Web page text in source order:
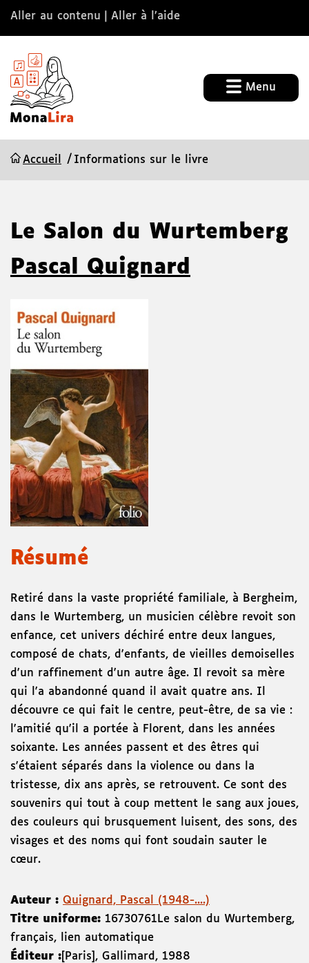
Aller au contenu Aller à l’aide
Menu
Accueil Informations sur le livre
Le Salon du Wurtemberg
Pascal Quignard
Résumé
Retiré dans la vaste propriété familiale, à Bergheim,
dans le Wurtemberg, un musicien célèbre revoit son
enfance, cet univers déchiré entre deux langues,
composé de chats, d'enfants, de vieilles demoiselles
d'un raffinement d'un autre âge. Il revoit sa mère
qui l'a abandonné quand il avait quatre ans. Il
découvre ce qui fait le centre, peut-être, de sa vie :
l'amitié qu'il a portée à Florent, dans les années
soixante. Les années passent et des êtres qui
s'étaient séparés dans la violence ou dans la
tristesse, dix ans après, se retrouvent. Ce sont des
souvenirs qui tout à coup mettent le sang aux joues,
des couleurs qui brusquement luisent, des sons, des
visages et des noms qui font soudain sauter le
cœur.
Auteur : Quignard, Pascal (1948-....)
Titre uniforme: 16730761Le salon du Wurtemberg,
français, lien automatique
Éditeur : [Paris] , Gallimard , 1988